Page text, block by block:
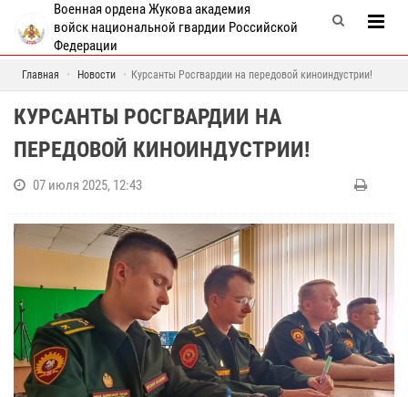
Военная ордена Жукова академия
войск национальной гвардии Российской
Федерации
Главная Новости Курсанты Росгвардии на передовой киноиндустрии!
КУРСАНТЫ РОСГВАРДИИ НА
ПЕРЕДОВОЙ КИНОИНДУСТРИИ!
07 июля 2025, 12:43